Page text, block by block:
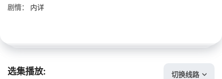
剧情：
内详
选集播放: 切换线路